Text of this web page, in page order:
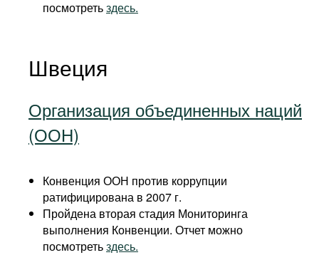
посмотретьздесь.
Швеция
Организация объединенных наций
(ООН)
Конвенция ООН против коррупции
ратифицирована в 2007 г.
Пройдена вторая стадия Мониторинга
выполнения Конвенции. Отчет можно
посмотретьздесь.